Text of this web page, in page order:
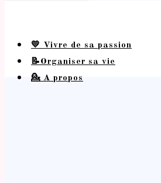
💛 Vivre de sa passion
📝Organiser sa vie
💁 A propos